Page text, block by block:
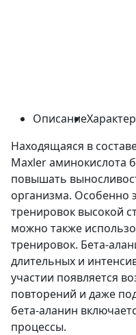
Описание
Находящаяся в
Maxler аминокислота
повышать
организма. Особенно
тренировок высокой
можно также
тренировок. Бета-
длительных и
участии появляется
повторений и даже
бета-аланин
процессы.